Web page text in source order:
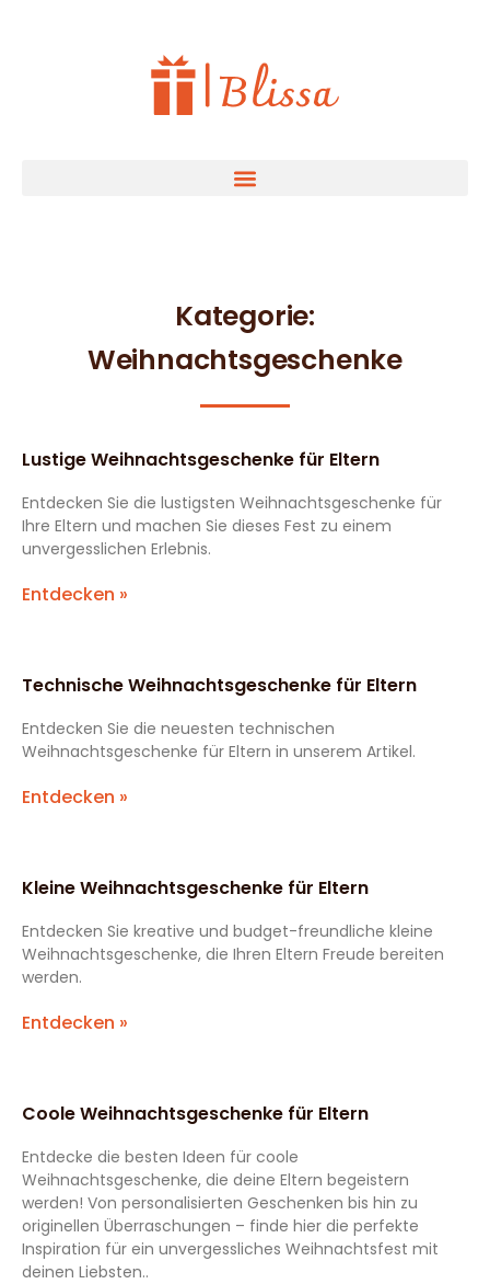
Kategorie:
Weihnachtsgeschenke
Lustige Weihnachtsgeschenke für Eltern
Entdecken Sie die lustigsten Weihnachtsgeschenke für
Ihre Eltern und machen Sie dieses Fest zu einem
unvergesslichen Erlebnis.
Entdecken »
Technische Weihnachtsgeschenke für Eltern
Entdecken Sie die neuesten technischen
Weihnachtsgeschenke für Eltern in unserem Artikel.
Entdecken »
Kleine Weihnachtsgeschenke für Eltern
Entdecken Sie kreative und budget-freundliche kleine
Weihnachtsgeschenke, die Ihren Eltern Freude bereiten
werden.
Entdecken »
Coole Weihnachtsgeschenke für Eltern
Entdecke die besten Ideen für coole
Weihnachtsgeschenke, die deine Eltern begeistern
werden! Von personalisierten Geschenken bis hin zu
originellen Überraschungen – finde hier die perfekte
Inspiration für ein unvergessliches Weihnachtsfest mit
deinen Liebsten..